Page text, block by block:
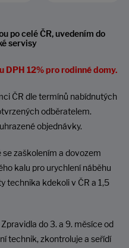
po celé ČR, uvedením do
servisy
DPH 12% pro rodinné domy.
ČR dle termínů nabídnutých
odběratelem.
objednávky.
se zaškolením a dovozem
kalu pro urychlení náběhu
technika kdekoli v ČR a 1,5
Zpravidla do 3. a 9. měsíce od
technik, zkontroluje a seřídí